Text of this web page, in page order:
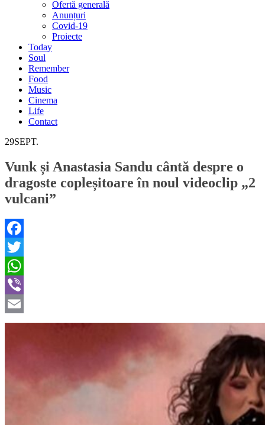
Ofertă generală
Anunțuri
Covid-19
Proiecte
Today
Soul
Remember
Food
Music
Cinema
Life
Contact
29SEPT.
Vunk și Anastasia Sandu cântă despre o
dragoste copleșitoare în noul videoclip „2
vulcani”
Facebook
Twitter
WhatsApp
Viber
Email